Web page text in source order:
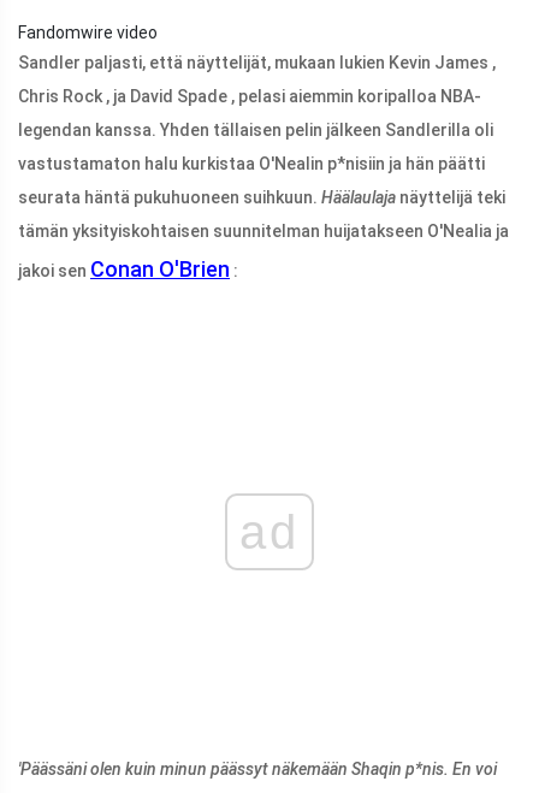
Fandomwire video
Sandler paljasti, että näyttelijät, mukaan lukien Kevin James ,
Chris Rock , ja David Spade , pelasi aiemmin koripalloa NBA-
legendan kanssa. Yhden tällaisen pelin jälkeen Sandlerilla oli
vastustamaton halu kurkistaa O'Nealin p*nisiin ja hän päätti
seurata häntä pukuhuoneen suihkuun. Häälaulaja näyttelijä teki
tämän yksityiskohtaisen suunnitelman huijatakseen O'Nealia ja
jakoi sen Conan O'Brien :
ad
'Päässäni olen kuin minun päässyt näkemään Shaqin p*nis. En voi